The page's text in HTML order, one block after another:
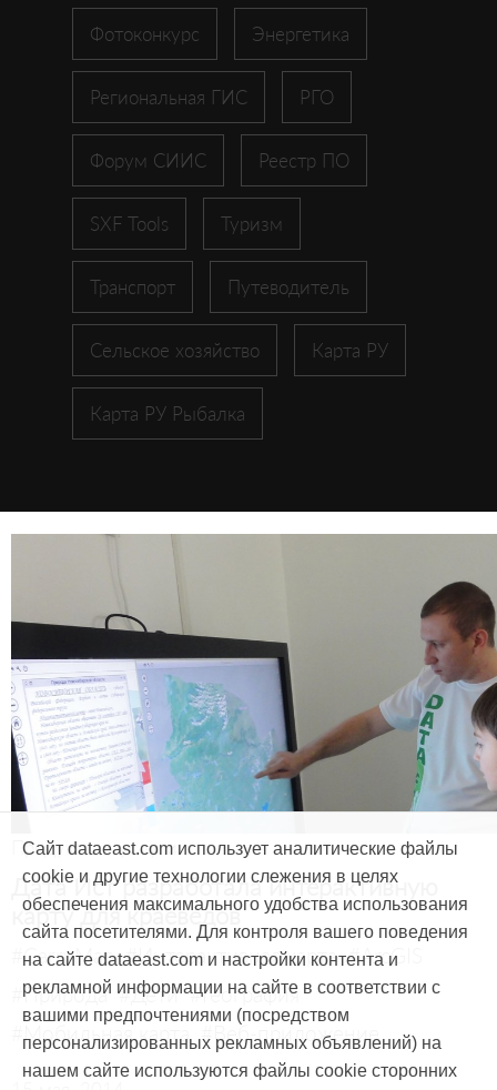
Фотоконкурс Энергетика
Региональная ГИС РГО
Форум СИИС Реестр ПО
SXF Tools Туризм
Транспорт Путеводитель
Сельское хозяйство Карта РУ
Карта РУ Рыбалка
Продукты и услуги
Дата Ист разработала интерактивную
карту для краеведов
#CarryMap #Интерактивная карта #ArcGIS
#Природа #Дети #География
#Мобильная карта #Веб-приложение
Сайт dataeast.com использует аналитические файлы
cookie и другие технологии слежения в целях
обеспечения максимального удобства использования
сайта посетителями. Для контроля вашего поведения
на сайте dataeast.com и настройки контента и
рекламной информации на сайте в соответствии с
вашими предпочтениями (посредством
персонализированных рекламных объявлений) на
нашем сайте используются файлы cookie сторонних